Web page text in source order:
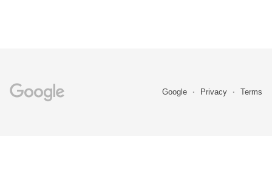
Google Privacy Terms